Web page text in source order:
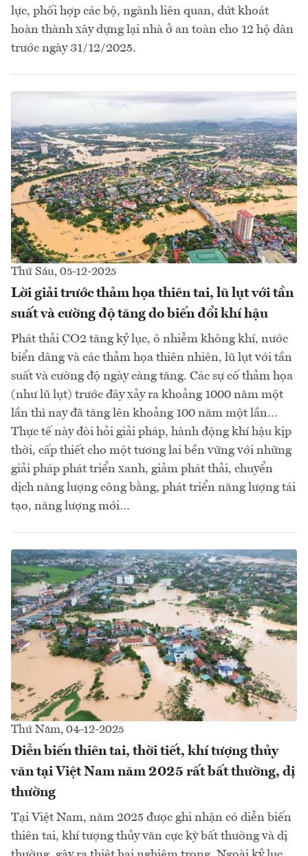
lực, phối hợp các bộ, ngành liên quan, dứt khoát
hoàn thành xây dựng lại nhà ở an toàn cho 12 hộ dân
trước ngày 31/12/2025.
Thứ Sáu, 05-12-2025
Lời giải trước thảm họa thiên tai, lũ lụt với tần
suất và cường độ tăng do biến đổi khí hậu
Phát thải CO2 tăng kỷ lục, ô nhiễm không khí, nước
biển dâng và các thảm họa thiên nhiên, lũ lụt với tần
suất và cường độ ngày càng tăng. Các sự cố thảm họa
(như lũ lụt) trước đây xảy ra khoảng 1000 năm một
lần thì nay đã tăng lên khoảng 100 năm một lần…
Thực tế này đòi hỏi giải pháp, hành động khí hậu kịp
thời, cấp thiết cho một tương lai bền vững với những
giải pháp phát triển xanh, giảm phát thải, chuyển
dịch năng lượng công bằng, phát triển năng lượng tái
tạo, năng lượng mới…
Thứ Năm, 04-12-2025
Diễn biến thiên tai, thời tiết, khí tượng thủy
văn tại Việt Nam năm 2025 rất bất thường, dị
thường
Tại Việt Nam, năm 2025 được ghi nhận có diễn biến
thiên tai, khí tượng thủy văn cực kỳ bất thường và dị